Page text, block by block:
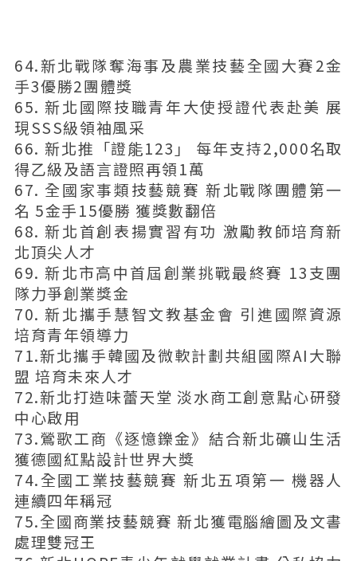
64.新北戰隊奪海事及農業技藝全國大賽2金
手3優勝2團體獎
65. 新北國際技職青年大使授證代表赴美 展
現SSS級領袖風采
66. 新北推「證能123」 每年支持2,000名取
得乙級及語言證照再領1萬
67. 全國家事類技藝競賽 新北戰隊團體第一
名 5金手15優勝 獲獎數翻倍
68. 新北首創表揚實習有功 激勵教師培育新
北頂尖人才
69. 新北市高中首屆創業挑戰最終賽 13支團
隊力爭創業獎金
70. 新北攜手慧智文教基金會 引進國際資源
培育青年領導力
71.新北攜手韓國及微軟計劃共組國際AI大聯
盟 培育未來人才
72.新北打造味蕾天堂 淡水商工創意點心研發
中心啟用
73.鶯歌工商《逐憶鑠金》結合新北礦山生活
獲德國紅點設計世界大獎
74.全國工業技藝競賽 新北五項第一 機器人
連續四年稱冠
75.全國商業技藝競賽 新北獲電腦繪圖及文書
處理雙冠王